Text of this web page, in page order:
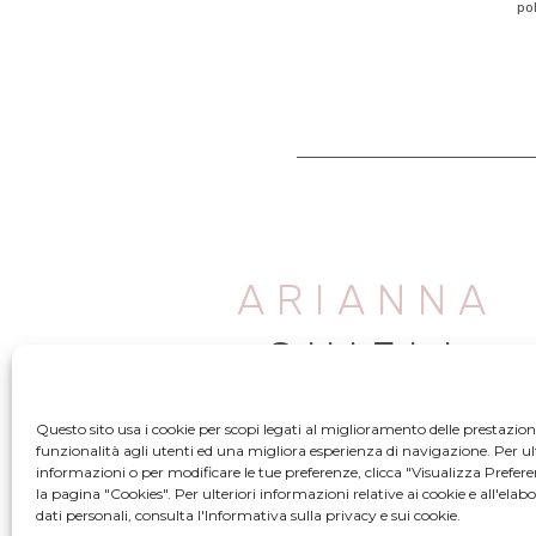
Questo sito usa i cookie per scopi legati al miglioramento delle
funzionalità agli utenti ed una migliora esperienza di navigazione. Per
informazioni o per modificare le tue preferenze, clicca "Visualizza
la pagina "Cookies". Per ulteriori informazioni relative ai cookie e
dati personali, consulta l'Informativa sulla privacy e sui cookie.
ARIANNA
CHIELI